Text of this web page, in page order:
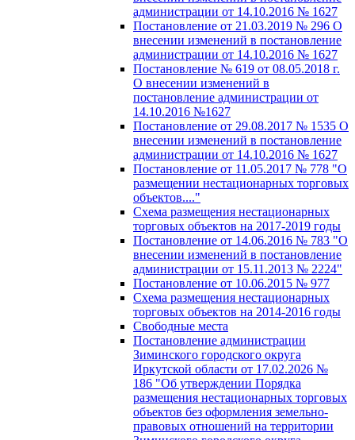
администрации от 14.10.2016 № 1627
Постановление от 21.03.2019 № 296 О
внесении изменений в постановление
администрации от 14.10.2016 № 1627
Постановление № 619 от 08.05.2018 г.
О внесении изменений в
постановление администрации от
14.10.2016 №1627
Постановление от 29.08.2017 № 1535 О
внесении изменений в постановление
администрации от 14.10.2016 № 1627
Постановление от 11.05.2017 № 778 "О
размещении нестационарных торговых
объектов...."
Схема размещения нестационарных
торговых объектов на 2017-2019 годы
Постановление от 14.06.2016 № 783 "О
внесении изменений в постановление
администрации от 15.11.2013 № 2224"
Постановление от 10.06.2015 № 977
Схема размещения нестационарных
торговых объектов на 2014-2016 годы
Свободные места
Постановление администрации
Зиминского городского округа
Иркутской области от 17.02.2026 №
186 "Об утверждении Порядка
размещения нестационарных торговых
объектов без оформления земельно-
правовых отношений на территории